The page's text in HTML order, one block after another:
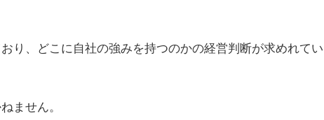
り、どこに自社の強みを持つのかの経営判断が求めれてい
ません。